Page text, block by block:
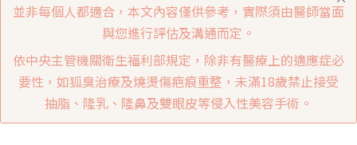
並非每個人都適合，本文內容僅供參考，實際須由醫師當面
與您進行評估及溝通而定。
依中央主管機關衛生福利部規定，除非有醫療上的適應症必
要性，如狐臭治療及燒燙傷疤痕重整，未滿18歲禁止接受
抽脂、隆乳、隆鼻及雙眼皮等侵入性美容手術。